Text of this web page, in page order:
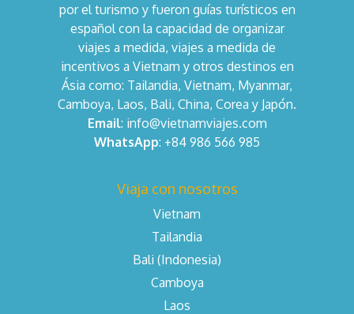
por el turismo y fueron guías turísticos en
español con la capacidad de organizar
viajes a medida, viajes a medida de
incentivos a Vietnam y otros destinos en
Ásia como: Tailandia, Vietnam, Myanmar,
Camboya, Laos, Bali, China, Corea y Japón.
Email: info@vietnamviajes.com
WhatsApp: +84 986 566 985
Viaja con nosotros
Vietnam
Tailandia
Bali (Indonesia)
Camboya
Laos